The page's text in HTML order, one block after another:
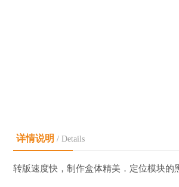
详情说明 / Details
转版速度快，制作盒体精美．定位模块